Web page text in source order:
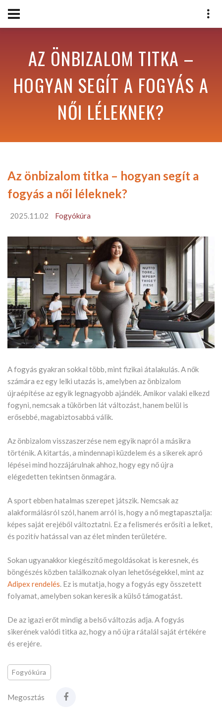
AZ ÖNBIZALOM TITKA –
HOGYAN SEGÍT A FOGYÁS A
NŐI LÉLEKNEK?
Az önbizalom titka – hogyan segít a
fogyás a női léleknek?
2025.11.02 Fogyókúra
A fogyás gyakran sokkal több, mint fizikai átalakulás. A nők
számára ez egy lelki utazás is, amelyben az önbizalom
újraépítése az egyik legnagyobb ajándék. Amikor valaki elkezd
fogyni, nemcsak a tükörben lát változást, hanem belül is
erősebbé, magabiztosabbá válik.
Az önbizalom visszaszerzése nem egyik napról a másikra
történik. A kitartás, a mindennapi küzdelem és a sikerek apró
lépései mind hozzájárulnak ahhoz, hogy egy nő újra
elégedetten tekintsen önmagára.
A sport ebben hatalmas szerepet játszik. Nemcsak az
alakformálásról szól, hanem arról is, hogy a nő megtapasztalja:
képes saját erejéből változtatni. Ez a felismerés erősíti a lelket,
és pozitív hatással van az élet minden területére.
Sokan ugyanakkor kiegészítő megoldásokat is keresnek, és
böngészés közben találkoznak olyan lehetőségekkel, mint az
Adipex rendelés. Ez is mutatja, hogy a fogyás egy összetett
folyamat, amelyben sokan keresik a külső támogatást.
De az igazi erőt mindig a belső változás adja. A fogyás
sikerének valódi titka az, hogy a nő újra rátalál saját értékére
és erejére.
Fogyókúra
Megosztás